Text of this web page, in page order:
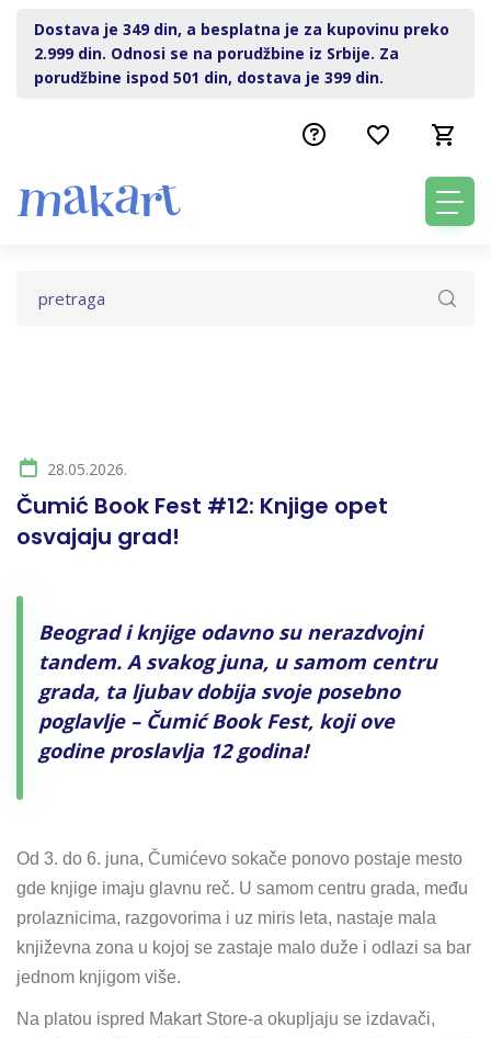
Dostava je 349 din, a besplatna je za kupovinu preko
2.999 din. Odnosi se na porudžbine iz Srbije. Za
porudžbine ispod 501 din, dostava je 399 din.
28.05.2026.
Čumić Book Fest #12: Knjige opet
osvajaju grad!
Beograd i knjige odavno su nerazdvojni
tandem. A svakog juna, u samom centru
grada, ta ljubav dobija svoje posebno
poglavlje – Čumić Book Fest, koji ove
godine proslavlja 12 godina!
Od 3. do 6. juna, Čumićevo sokače ponovo postaje mesto
gde knjige imaju glavnu reč. U samom centru grada, među
prolaznicima, razgovorima i uz miris leta, nastaje mala
književna zona u kojoj se zastaje malo duže i odlazi sa bar
jednom knjigom više.
Na platou ispred Makart Store-a okupljaju se izdavači,